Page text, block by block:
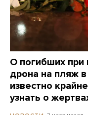
О погибших при
дрона на пляж
известно
узнать о